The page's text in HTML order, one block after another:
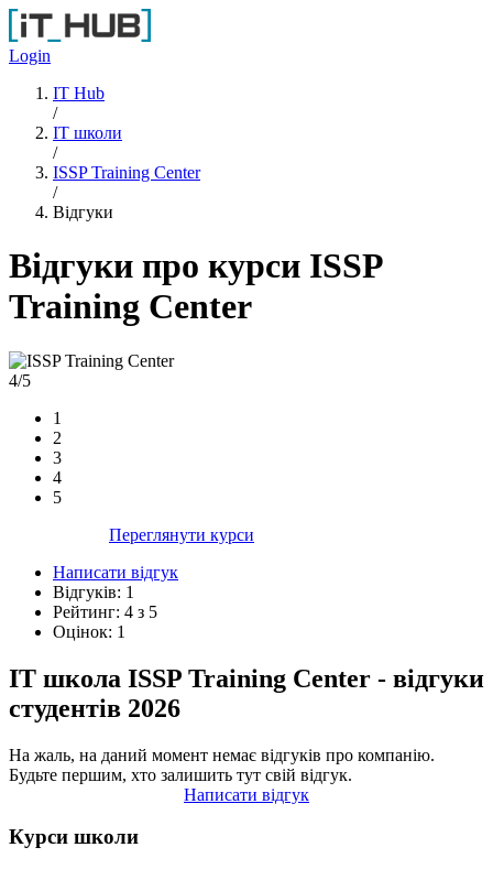
Перейти до основного вмісту
Login
IT Hub
/
IT школи
/
ISSP Training Center
/
Відгуки
Відгуки про курси ISSP
Training Center
4/5
1
2
3
4
5
Переглянути курси
Написати відгук
Відгуків: 1
Рейтинг: 4 з 5
Оцінок: 1
IT школа ISSP Training Center - відгуки
студентів 2026
На жаль, на даний момент немає відгуків про компанію.
Будьте першим, хто залишить тут свій відгук.
Написати відгук
Курси школи